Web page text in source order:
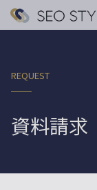
REQUEST
資料請求